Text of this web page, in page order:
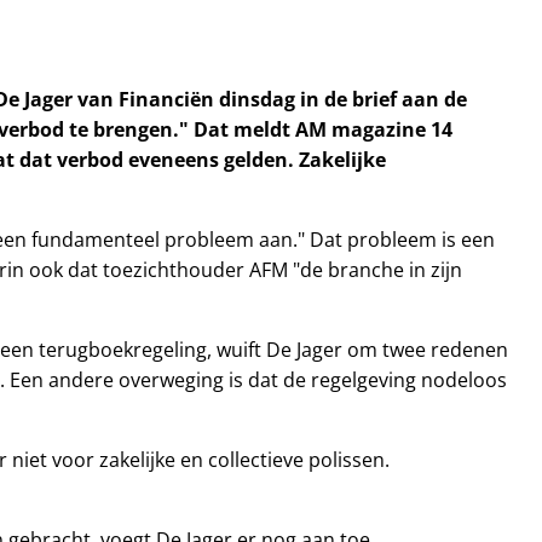
Jager van Financiën dinsdag in de brief aan de
te brengen." Dat meldt AM magazine 14
dat verbod eveneens gelden. Zakelijke
fundamenteel probleem aan." Dat probleem is een
ook dat toezichthouder AFM "de branche in zijn
terugboekregeling, wuift De Jager om twee redenen
andere overweging is dat de regelgeving nodeloos
voor zakelijke en collectieve polissen.